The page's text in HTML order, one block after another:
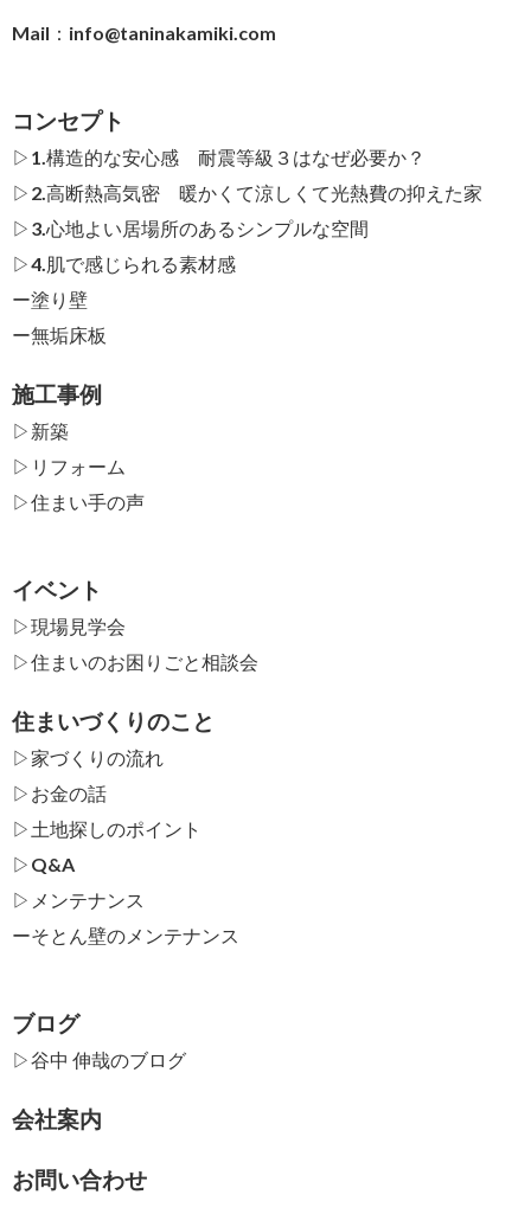
Mail： info@taninakamiki.com
コンセプト
▷1.構造的な安心感 耐震等級３はなぜ必要か？
▷2.高断熱高気密 暖かくて涼しくて光熱費の抑えた家
▷3.心地よい居場所のあるシンプルな空間
▷4.肌で感じられる素材感
ー塗り壁
ー無垢床板
施工事例
▷新築
▷リフォーム
▷住まい手の声
イベント
▷現場見学会
▷住まいのお困りごと相談会
住まいづくりのこと
▷家づくりの流れ
▷お金の話
▷土地探しのポイント
▷Q&A
▷メンテナンス
ーそとん壁のメンテナンス
ブログ
▷谷中 伸哉のブログ
会社案内
お問い合わせ